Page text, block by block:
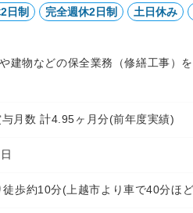
日制 完全週休2日制 土日休み
建物などの保全業務（修繕工事）
数 計4.95ヶ月分(前年度実績)
歩約10分(上越市より車で40分ほ